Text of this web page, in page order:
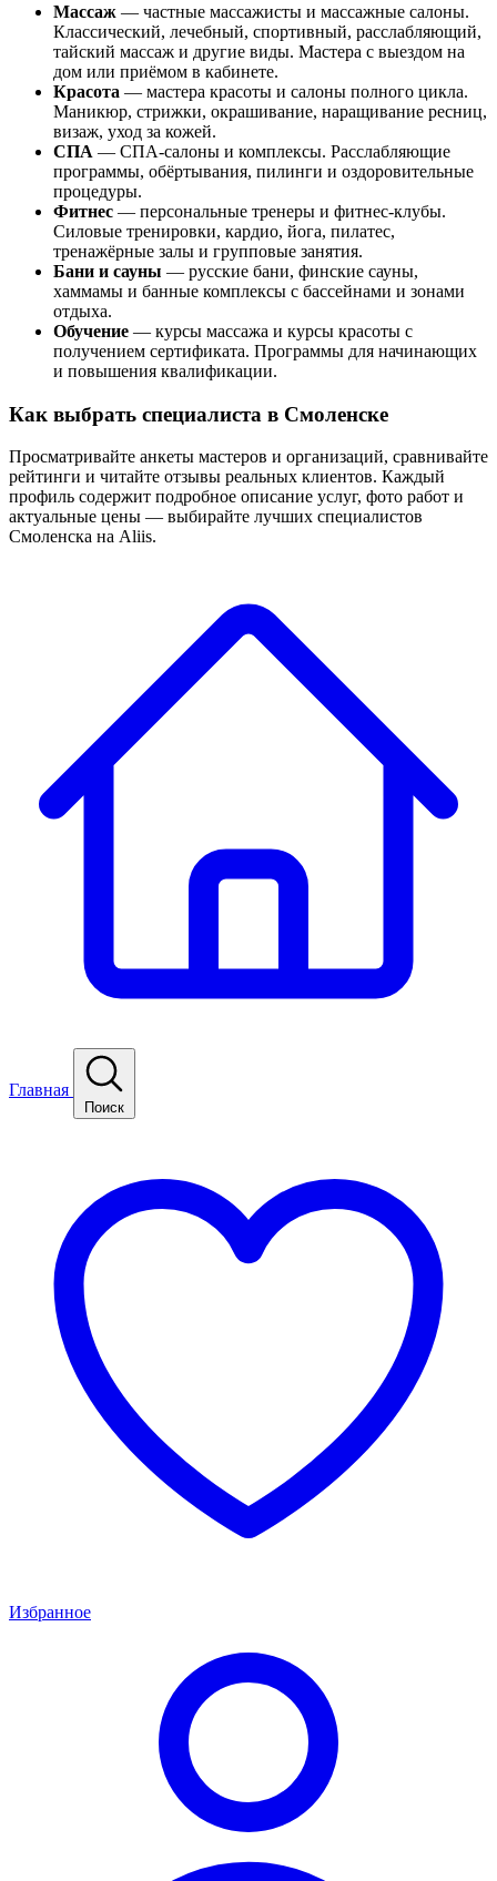
Массаж — частные массажисты и массажные салоны.
Классический, лечебный, спортивный, расслабляющий,
тайский массаж и другие виды. Мастера с выездом на
дом или приёмом в кабинете.
Красота — мастера красоты и салоны полного цикла.
Маникюр, стрижки, окрашивание, наращивание ресниц,
визаж, уход за кожей.
СПА — СПА-салоны и комплексы. Расслабляющие
программы, обёртывания, пилинги и оздоровительные
процедуры.
Фитнес — персональные тренеры и фитнес-клубы.
Силовые тренировки, кардио, йога, пилатес,
тренажёрные залы и групповые занятия.
Бани и сауны — русские бани, финские сауны,
хаммамы и банные комплексы с бассейнами и зонами
отдыха.
Обучение — курсы массажа и курсы красоты с
получением сертификата. Программы для начинающих
и повышения квалификации.
Как выбрать специалиста в Смоленске
Просматривайте анкеты мастеров и организаций, сравнивайте
рейтинги и читайте отзывы реальных клиентов. Каждый
профиль содержит подробное описание услуг, фото работ и
актуальные цены — выбирайте лучших специалистов
Смоленска на Aliis.
Главная
Поиск
Избранное